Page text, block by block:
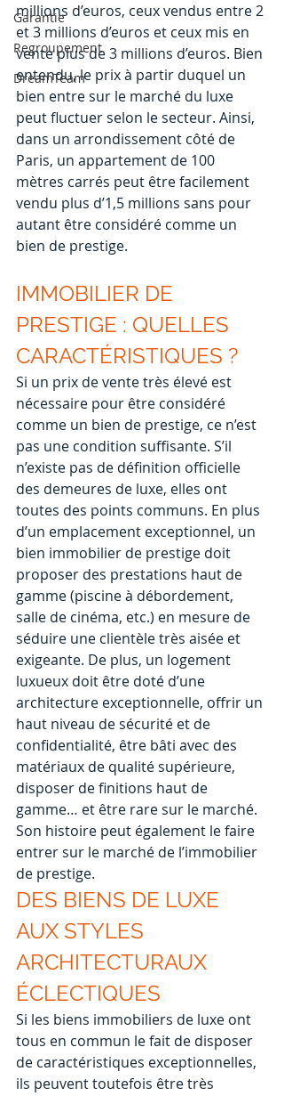
Garantie
Regroupement
DreamTeam
millions d’euros, ceux vendus entre 2
et 3 millions d’euros et ceux mis en
vente plus de 3 millions d’euros. Bien
entendu, le prix à partir duquel un
bien entre sur le marché du luxe
peut fluctuer selon le secteur. Ainsi,
dans un arrondissement côté de
Paris, un appartement de 100
mètres carrés peut être facilement
vendu plus d’1,5 millions sans pour
autant être considéré comme un
bien de prestige.
IMMOBILIER DE
PRESTIGE : QUELLES
CARACTÉRISTIQUES ?
Si un prix de vente très élevé est
nécessaire pour être considéré
comme un bien de prestige, ce n’est
pas une condition suffisante. S’il
n’existe pas de définition officielle
des demeures de luxe, elles ont
toutes des points communs. En plus
d’un emplacement exceptionnel, un
bien immobilier de prestige doit
proposer des prestations haut de
gamme (piscine à débordement,
salle de cinéma, etc.) en mesure de
séduire une clientèle très aisée et
exigeante. De plus, un logement
luxueux doit être doté d’une
architecture exceptionnelle, offrir un
haut niveau de sécurité et de
confidentialité, être bâti avec des
matériaux de qualité supérieure,
disposer de finitions haut de
gamme… et être rare sur le marché.
Son histoire peut également le faire
entrer sur le marché de l’immobilier
de prestige.
DES BIENS DE LUXE
AUX STYLES
ARCHITECTURAUX
ÉCLECTIQUES
Si les biens immobiliers de luxe ont
tous en commun le fait de disposer
de caractéristiques exceptionnelles,
ils peuvent toutefois être très